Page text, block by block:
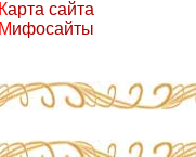
Карта сайта
Мифосайты